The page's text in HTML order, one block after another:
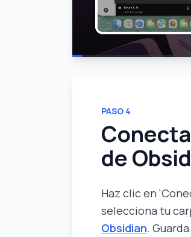
PASO 4
de
Haz clic en
selecciona tu
Obsidian.